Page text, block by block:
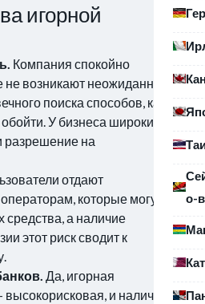
о-
игорной
Компания спокойно
не возникают неожиданные
поиска способов, как
У бизнеса широкие
разрешение на
отдают
которые могут
средства, а наличие
этот риск сводит к
Да, игорная
высокорисковая, и наличие